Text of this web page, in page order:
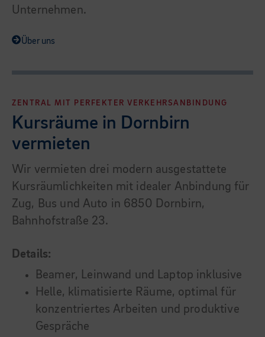
Unternehmen.
Über uns
ZENTRAL MIT PERFEKTER VERKEHRSANBINDUNG
Kursräume in Dornbirn
vermieten
Wir vermieten drei modern ausgestattete
Kursräumlichkeiten mit idealer Anbindung für
Zug, Bus und Auto in 6850 Dornbirn,
Bahnhofstraße 23.
Details:
Beamer, Leinwand und Laptop inklusive
Helle, klimatisierte Räume, optimal für
konzentriertes Arbeiten und produktive
Gespräche